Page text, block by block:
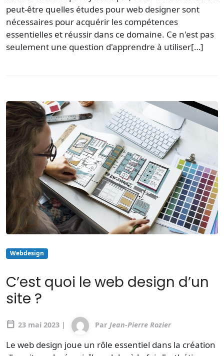
peut-être quelles études pour web designer sont
nécessaires pour acquérir les compétences
essentielles et réussir dans ce domaine. Ce n'est pas
seulement une question d'apprendre à utiliser[…]
Webdesign
C’est quoi le web design d’un
site ?
calendar_today 23 mai 2023 | Par Jean-Pierre Rozier
Le web design joue un rôle essentiel dans la création